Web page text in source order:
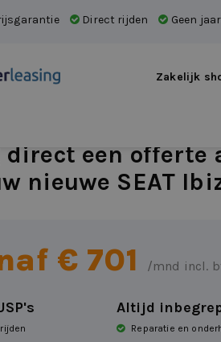
Direct rijden Geen
Zakelijk
direct een offerte
nieuwe SEAT
€ 701 /mnd incl.
Altijd
Reparatie en